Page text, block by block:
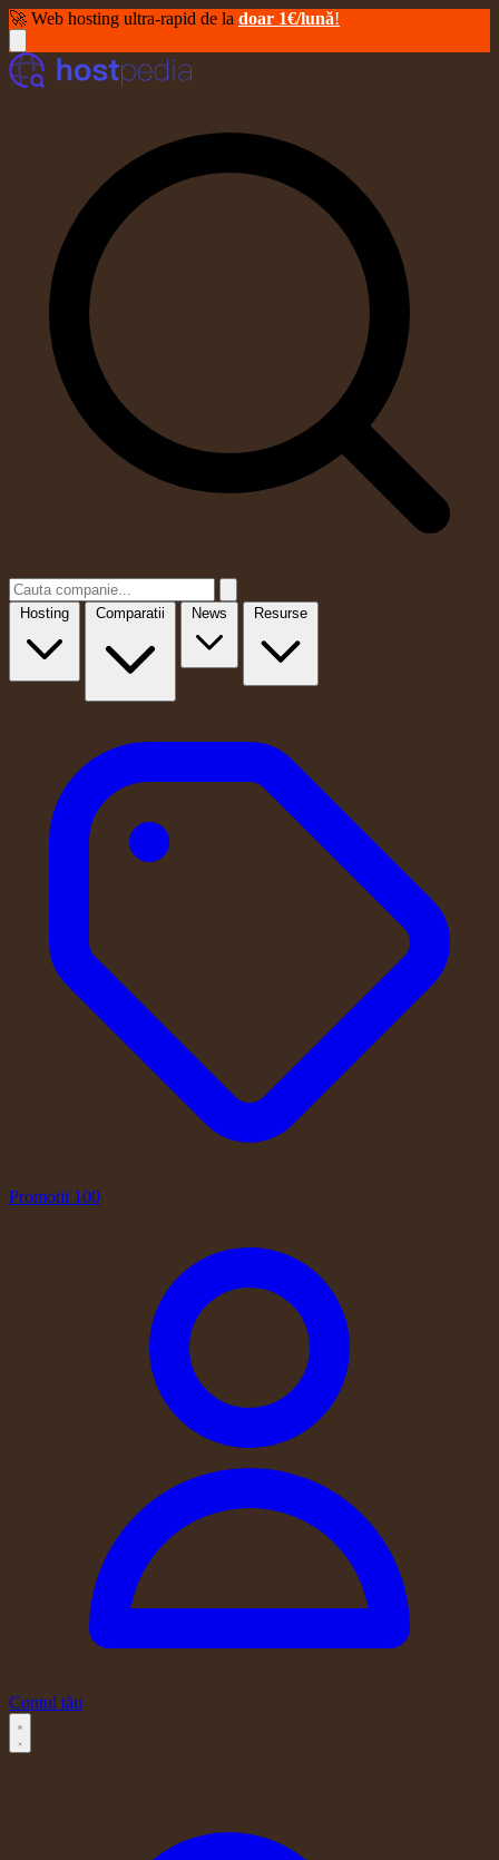
🚀 Web hosting ultra-rapid de la doar 1€/lună!
Hosting Comparatii News Resurse
Promotii 100
Contul tău